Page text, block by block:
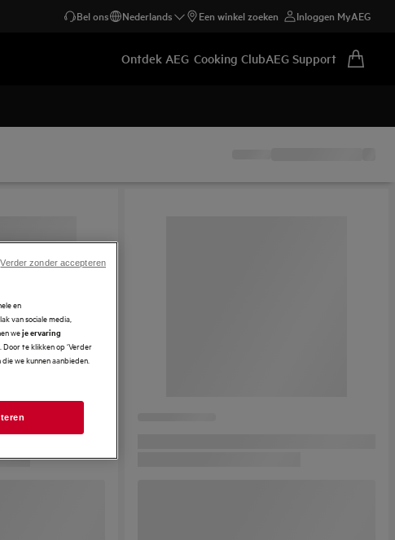
Bel ons Nederlands Een winkel zoeken Inloggen MyAEG
Ontdek AEG Cooking ClubAEG Support
en
van sociale media,
weje ervaring
te klikken op ‘Verder
we kunnen aanbieden.
Verder zonder accepteren